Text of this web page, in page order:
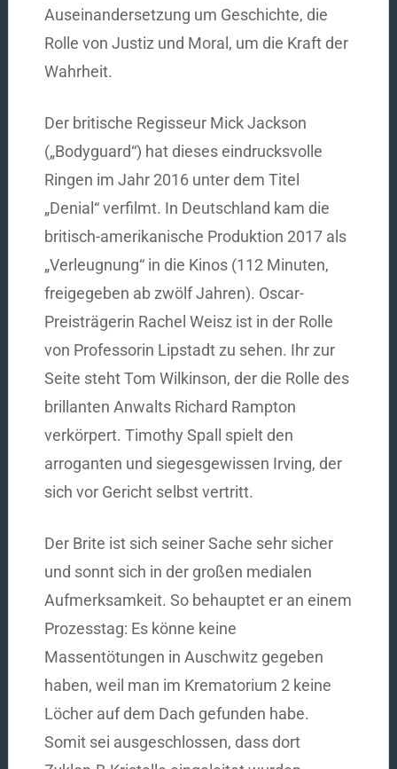
Auseinandersetzung um Geschichte, die
Rolle von Justiz und Moral, um die Kraft der
Wahrheit.
Der britische Regisseur Mick Jackson
(„Bodyguard“) hat dieses eindrucksvolle
Ringen im Jahr 2016 unter dem Titel
„Denial“ verfilmt. In Deutschland kam die
britisch-amerikanische Produktion 2017 als
„Verleugnung“ in die Kinos (112 Minuten,
freigegeben ab zwölf Jahren). Oscar-
Preisträgerin Rachel Weisz ist in der Rolle
von Professorin Lipstadt zu sehen. Ihr zur
Seite steht Tom Wilkinson, der die Rolle des
brillanten Anwalts Richard Rampton
verkörpert. Timothy Spall spielt den
arroganten und siegesgewissen Irving, der
sich vor Gericht selbst vertritt.
Der Brite ist sich seiner Sache sehr sicher
und sonnt sich in der großen medialen
Aufmerksamkeit. So behauptet er an einem
Prozesstag: Es könne keine
Massentötungen in Auschwitz gegeben
haben, weil man im Krematorium 2 keine
Löcher auf dem Dach gefunden habe.
Somit sei ausgeschlossen, dass dort